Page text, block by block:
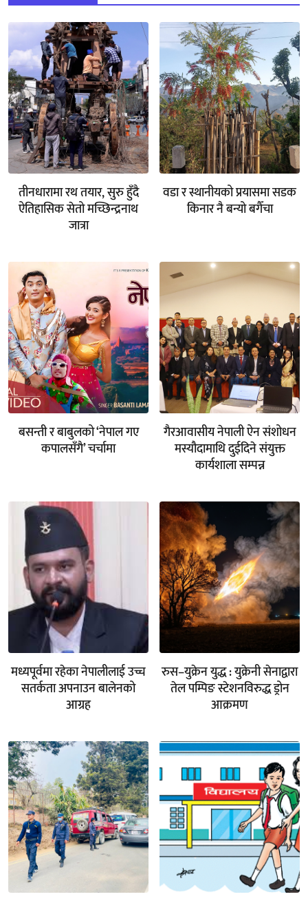
तीनधारामा रथ तयार, सुरु हुँदै
ऐतिहासिक सेतो मच्छिन्द्रनाथ
जात्रा
वडा र स्थानीयको प्रयासमा सडक
किनार नै बन्यो बगैँचा
बसन्ती र बाबुलको ‘नेपाल गए
कपालसँगै’ चर्चामा
गैरआवासीय नेपाली ऐन संशोधन
मस्यौदामाथि दुईदिने संयुक्त
कार्यशाला सम्पन्न
मध्यपूर्वमा रहेका नेपालीलाई उच्च
सतर्कता अपनाउन बालेनको
आग्रह
रुस–युक्रेन युद्ध : युक्रेनी सेनाद्वारा
तेल पम्पिङ स्टेशनविरुद्ध ड्रोन
आक्रमण